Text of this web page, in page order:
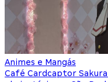
Animes e Mangás
Café Cardcaptor